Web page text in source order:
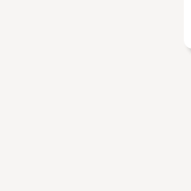
常陸太